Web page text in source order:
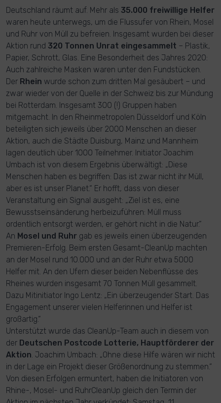
Deutschland räumt auf. Mehr als 35.000 freiwillige Helfer
waren heute unterwegs, um die Flussufer von Rhein, Mosel
und Ruhr von Müll zu befreien. Insgesamt wurden bei dieser
Aktion rund 320 Tonnen Unrat eingesammelt – Plastik,
Papier, Schrott, Glas. Eine Besonderheit des Jahres 2020:
Auch zahlreiche Masken waren unter den Fundstücken.
Der Rhein wurde schon zum dritten Mal gesäubert – und
zwar wieder von der Quelle in der Schweiz bis zur Mündung
bei Rotterdam. Insgesamt 300 (!) Gruppen haben
mitgemacht. In den Rheinmetropolen Düsseldorf und Köln
beteiligten sich jeweils über 2000 Menschen an dieser
Aktion, auch die Städte Duisburg, Mainz und Mannheim
lagen deutlich über 1000 Teilnehmer. Initiator Joachim
Umbach ist von diesem Ergebnis überwältigt: „Diese
Menschen haben es begriffen: Das ist zwar nicht ihr Müll,
aber es ist unser Planet.“ Er hofft, dass von dieser
Veranstaltung ein Signal ausgeht: „Ziel ist es, eine
Bewusstseinsänderung herbeizuführen: Müll muss
ordentlich entsorgt werden, er gehört nicht in die Natur.“
An Mosel und Ruhr gab es jeweils einen überzeugenden
Premieren-Erfolg. Beim ersten Gesamt-CleanUp machten
an der Mosel rund 10.000 und an der Ruhr etwa 5000
Helfer mit. An den Ufern dieser beiden Nebenflüsse des
Rheines wurden insgesamt 70 Tonnen Müll gesammelt.
Dazu Mitinitiator Ingo Lentz: „Ein überzeugender Start. Das
Engagement unserer vielen Helferinnen und Helfer ist
großartig.“
Unterstützt wurde das CleanUp-Team auch in diesem von
der Deutschen Postcode Lotterie, Hauptförderer der
Aktion. Joachim Umbach: „Ohne diese Hilfe wären wir nicht
in der Lage ein Projekt dieser Größenordnung zu stemmen.“
Von diesen Erfolgen ermuntert, haben die Initiatoren von
Rhine-, Mosel- und RuhrCleanUp gleich den Termin der